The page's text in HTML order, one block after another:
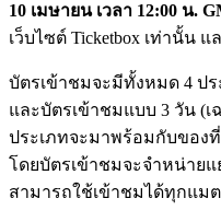
10 เมษายน เวลา 12:00 น.
เว็บไซต์ Ticketbox เท่านั้น
บัตรเข้าชมจะมีทั้งหมด 4 ปร
และบัตรเข้าชมแบบ 3 วัน (เ
ประเภทจะมาพร้อมกับของ
โดยบัตรเข้าชมจะจำหน่าย
สามารถใช้เข้าชมได้ทุกแม